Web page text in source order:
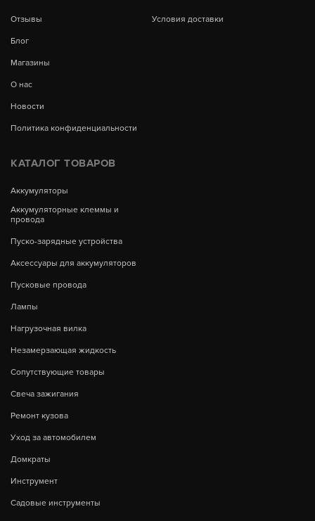
Отзывы
Блог
Магазины
О нас
Новости
Политика конфиденциальности
Условия доставки
КАТАЛОГ ТОВАРОВ
Аккумуляторы
Аккумуляторные клеммы и
провода
Пуско-зарядные устройства
Аксессуары для аккумуляторов
Пусковые провода
Лампы
Нагрузочная вилка
Незамерзающая жидкость
Сопутствующие товары
Свеча зажигания
Ремонт кузова
Уход за автомобилем
Домкраты
Инструмент
Садовые инструменты